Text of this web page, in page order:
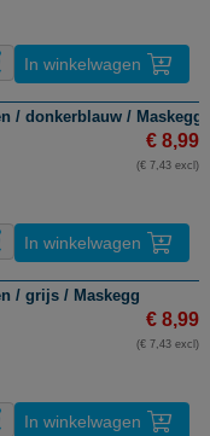
In winkelwagen
/ donkerblauw / Maskegg
€ 8,99
(€ 7,43 excl)
In winkelwagen
/ grijs / Maskegg
€ 8,99
(€ 7,43 excl)
In winkelwagen